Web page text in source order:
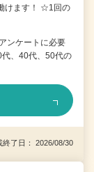
けます！ ☆1回の
ンケートに必要
、40代、50代の
了日： 2026/08/30